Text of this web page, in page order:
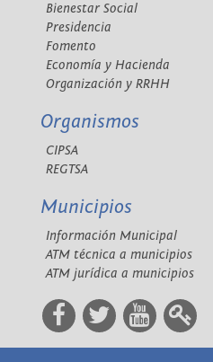
Bienestar Social
Presidencia
Fomento
Economía y Hacienda
Organización y RRHH
Organismos
CIPSA
REGTSA
Municipios
Información Municipal
ATM técnica a municipios
ATM jurídica a municipios